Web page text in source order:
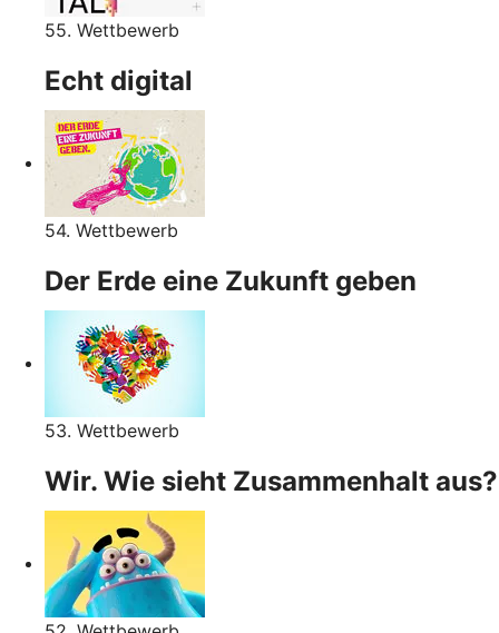
55. Wettbewerb
Echt digital
54. Wettbewerb
Der Erde eine Zukunft geben
53. Wettbewerb
Wir. Wie sieht Zusammenhalt aus?